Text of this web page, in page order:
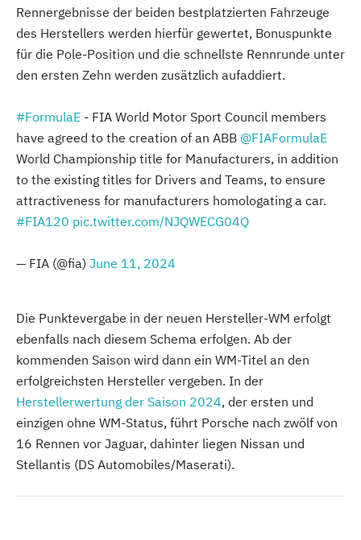
Rennergebnisse der beiden bestplatzierten Fahrzeuge
des Herstellers werden hierfür gewertet, Bonuspunkte
für die Pole-Position und die schnellste Rennrunde unter
den ersten Zehn werden zusätzlich aufaddiert.
#FormulaE - FIA World Motor Sport Council members
have agreed to the creation of an ABB @FIAFormulaE
World Championship title for Manufacturers, in addition
to the existing titles for Drivers and Teams, to ensure
attractiveness for manufacturers homologating a car.
#FIA120 pic.twitter.com/NJQWECG04Q
— FIA (@fia) June 11, 2024
Die Punktevergabe in der neuen Hersteller-WM erfolgt
ebenfalls nach diesem Schema erfolgen. Ab der
kommenden Saison wird dann ein WM-Titel an den
erfolgreichsten Hersteller vergeben. In der
Herstellerwertung der Saison 2024, der ersten und
einzigen ohne WM-Status, führt Porsche nach zwölf von
16 Rennen vor Jaguar, dahinter liegen Nissan und
Stellantis (DS Automobiles/Maserati).